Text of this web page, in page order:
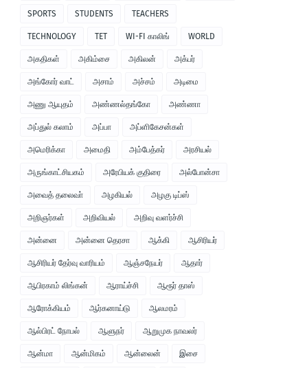
SPORTS STUDENTS TEACHERS
TECHNOLOGY TET WI-FI காலிங் WORLD
அகதிகள் அகிம்சை அகிலன் அக்பர்
அங்கோர் வாட் அசாம் அச்சம் அடிமை
அணு ஆயுதம் அண்ணல்தங்கோ அண்ணா
அப்துல் கலாம் அப்பா அப்ளிகேசன்கள்
அமெரிக்கா அமைதி அம்பேத்கர் அரசியல்
அருங்காட்சியகம் அரேபியக் குதிரை அல்போன்சா
அவைத் தலைவா் அழகியல் அழகு டிப்ஸ்
அறிஞர்கள் அறிவியல் அறிவு வளர்ச்சி
அன்னை அன்னை தெரசா ஆக்கி ஆசிரியர்
ஆசிரியர் தேர்வு வாரியம் ஆஞ்சநேயர் ஆதார்
ஆபிரகாம் லிங்கன் ஆராய்ச்சி ஆரூர் தாஸ்
ஆரோக்கியம் ஆர்கனாய்டு ஆலமரம்
ஆல்பிரட் நோபல் ஆளுநர் ஆறுமுக நாவலர்
ஆன்மா ஆன்மிகம் ஆன்லைன் இசை